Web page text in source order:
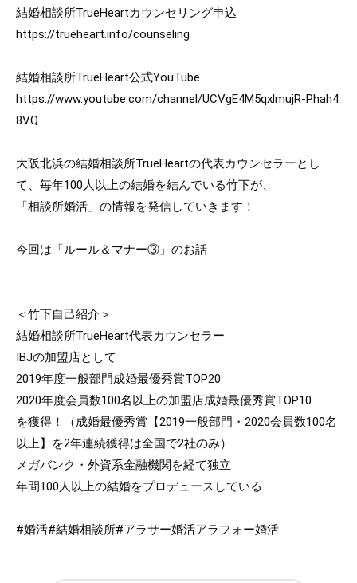
https://trueheart.info/counseling
https://www.youtube.com/channel/UCVgE4M5qxlmujR-Phah4
8VQ
大阪北浜の結婚相談所TrueHeartの代表カウンセラーとし
て、毎年100人以上の結婚を結んでいる竹下が、
「相談所婚活」の情報を発信していきます！
今回は「ルール＆マナー③」のお話
＜竹下自己紹介＞
結婚相談所TrueHeart代表カウンセラー
IBJの加盟店として
2019年度一般部門成婚最優秀賞TOP20
2020年度会員数100名以上の加盟店成婚最優秀賞TOP10
を獲得！（成婚最優秀賞【2019一般部門・2020会員数100名
以上】を2年連続獲得は全国で2社のみ）
メガバンク・外資系金融機関を経て独立
年間100人以上の結婚をプロデュースしている
#婚活#結婚相談所#アラサー婚活アラフォー婚活